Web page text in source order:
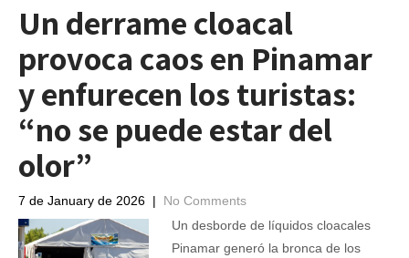
Un derrame cloacal
provoca caos en Pinamar
y enfurecen los turistas:
“no se puede estar del
olor”
7 de January de 2026 | No Comments
Un desborde de líquidos cloacales
Pinamar generó la bronca de los